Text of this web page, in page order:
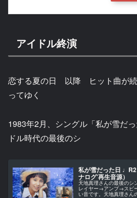
アイドル終演
恋する夏の日 以降 ヒット曲が続
ってゆく
1983年2月、シングル「私が雪だ
ドル時代の最後のシ
私が雪だった日
ナログ’再生音源）
天地真理さんの最後のシ
レイヤー→アンプ→スピ
い音です。天地真理さん